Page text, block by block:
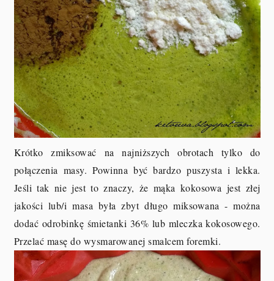
Krótko zmiksować na najniższych obrotach tylko do
połączenia masy. Powinna być bardzo puszysta i lekka.
Jeśli tak nie jest to znaczy, że mąka kokosowa jest złej
jakości lub/i masa była zbyt długo miksowana - można
dodać odrobinkę śmietanki 36% lub mleczka kokosowego.
Przelać masę do wysmarowanej smalcem foremki.